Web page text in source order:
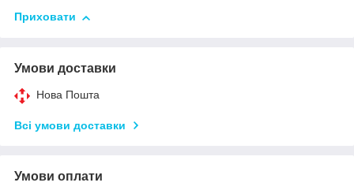
Приховати
Умови доставки
Нова Пошта
Всі умови доставки
Умови оплати